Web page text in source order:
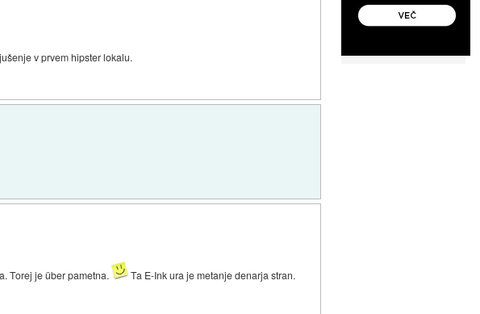
v prvem hipster lokalu.
Torej je über pametna.
Ta E-Ink ura je metanje denarja stran.